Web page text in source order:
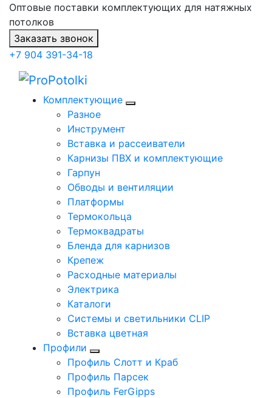
Оптовые поставки комплектующих для натяжных
потолков
Заказать звонок
+7 904 391-34-18
Комплектующие
Разное
Инструмент
Вставка и рассеиватели
Карнизы ПВХ и комплектующие
Гарпун
Обводы и вентиляции
Платформы
Термокольца
Термоквадраты
Бленда для карнизов
Крепеж
Расходные материалы
Электрика
Каталоги
Системы и светильники CLIP
Вставка цветная
Профили
Профиль Слотт и Краб
Профиль Парсек
Профиль FerGipps